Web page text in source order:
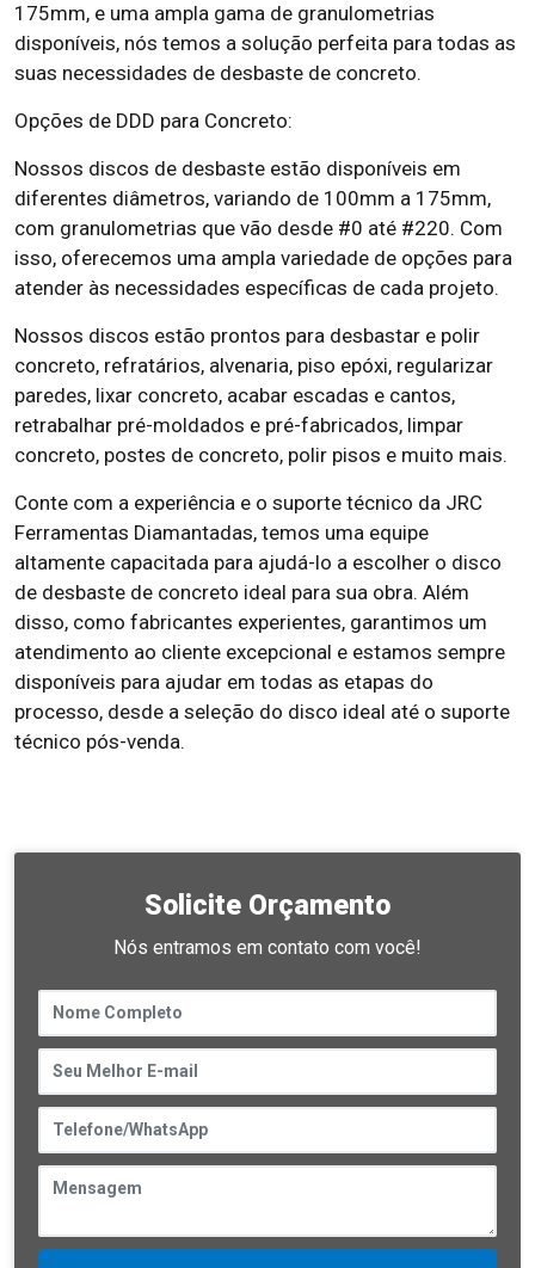
175mm, e uma ampla gama de granulometrias
disponíveis, nós temos a solução perfeita para todas as
suas necessidades de desbaste de concreto.
Opções de DDD para Concreto:
Nossos discos de desbaste estão disponíveis em
diferentes diâmetros, variando de 100mm a 175mm,
com granulometrias que vão desde #0 até #220. Com
isso, oferecemos uma ampla variedade de opções para
atender às necessidades específicas de cada projeto.
Nossos discos estão prontos para desbastar e polir
concreto, refratários, alvenaria, piso epóxi, regularizar
paredes, lixar concreto, acabar escadas e cantos,
retrabalhar pré-moldados e pré-fabricados, limpar
concreto, postes de concreto, polir pisos e muito mais.
Conte com a experiência e o suporte técnico da JRC
Ferramentas Diamantadas, temos uma equipe
altamente capacitada para ajudá-lo a escolher o disco
de desbaste de concreto ideal para sua obra. Além
disso, como fabricantes experientes, garantimos um
atendimento ao cliente excepcional e estamos sempre
disponíveis para ajudar em todas as etapas do
processo, desde a seleção do disco ideal até o suporte
técnico pós-venda.
Solicite Orçamento
Nós entramos em contato com você!